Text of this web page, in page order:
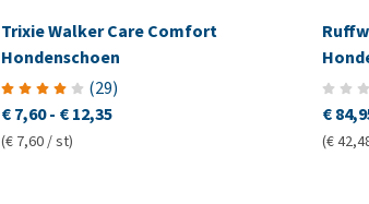
Trixie Walker Care Comfort
Hondenschoen
(29)
€ 7,60- € 12,35
(€ 7,60 / st)
€
(€